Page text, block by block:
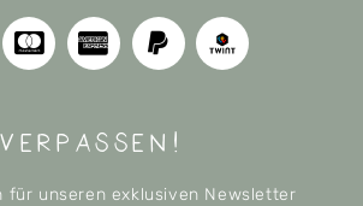
für unseren exklusiven Newsletter